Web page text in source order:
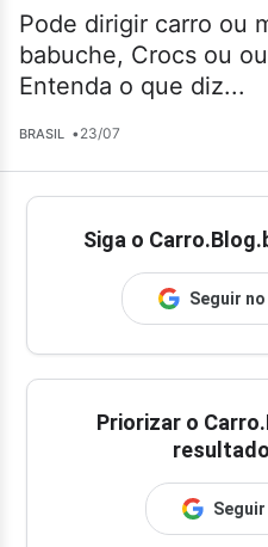
Pode dirigir carro ou
babuche, Crocs ou
Entenda o que diz...
BRASIL •23/07
Siga o
Seguir
Priorizar o